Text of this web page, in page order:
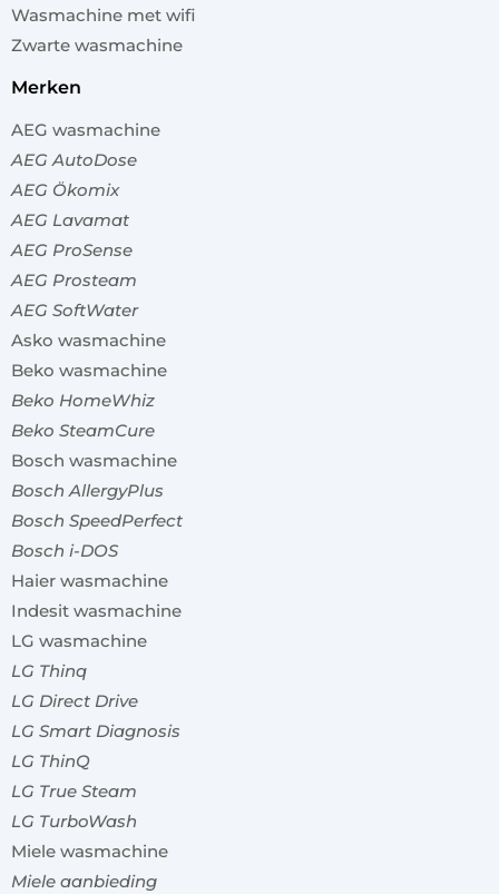
Wasmachine met wifi
Zwarte wasmachine
merken
AEG wasmachine
AEG AutoDose
AEG Ökomix
AEG Lavamat
AEG ProSense
AEG Prosteam
AEG SoftWater
Asko wasmachine
Beko wasmachine
Beko HomeWhiz
Beko SteamCure
Bosch wasmachine
Bosch AllergyPlus
Bosch SpeedPerfect
Bosch i-DOS
Haier wasmachine
Indesit wasmachine
LG wasmachine
LG Thinq
LG Direct Drive
LG Smart Diagnosis
LG ThinQ
LG True Steam
LG TurboWash
Miele wasmachine
Miele aanbieding